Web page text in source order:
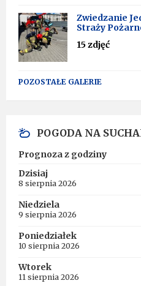
Zwiedzanie
Straży
15 zdjęć
POZOSTAŁE GALERIE
POGODA NA
Prognoza z godziny
Dzisiaj
8 sierpnia 2026
Niedziela
9 sierpnia 2026
Poniedziałek
10 sierpnia 2026
Wtorek
11 sierpnia 2026